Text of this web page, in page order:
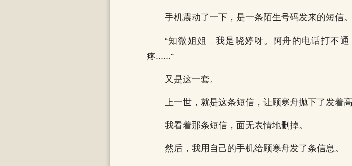
手机震动了一下，是一条陌生号码发来的短信。
“知微姐姐，我是晓婷呀。阿舟的电话打不
疼......”
又是这一套。
上一世，就是这条短信，让顾寒舟抛下了发着
我看着那条短信，面无表情地删掉。
然后，我用自己的手机给顾寒舟发了条信息。